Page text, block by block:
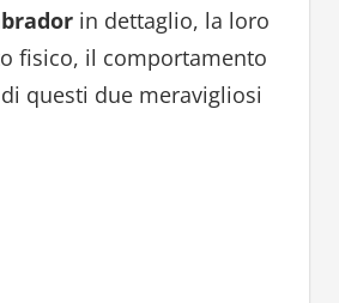
in dettaglio, la loro
fisico, il comportamento
questi due meravigliosi